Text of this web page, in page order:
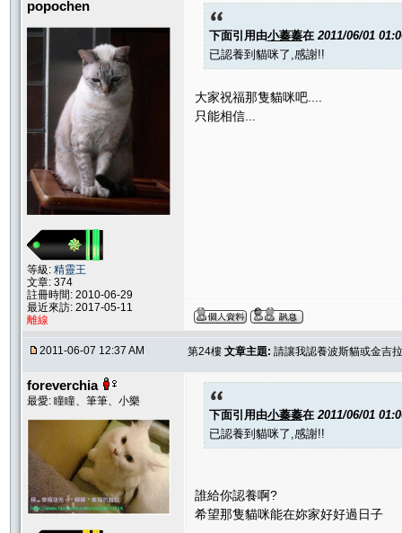
popochen
等級: 精靈王
文章: 374
註冊時間: 2010-06-29
最近來訪: 2017-05-11
離線
下面引用由小蓁蓁在 2011/06/01
已認養到貓咪了,感謝!!
大家祝福那隻貓咪吧....
只能相信...
2011-06-07 12:37 AM 第24樓 文章主題: 請讓我認養波斯貓或金吉
foreverchia
最愛: 瞳瞳、筆筆、小樂
下面引用由小蓁蓁在 2011/06/01
已認養到貓咪了,感謝!!
誰給你認養啊?
希望那隻貓咪能在妳家好好過日子